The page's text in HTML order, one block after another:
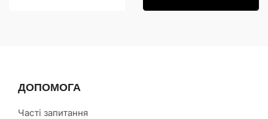
ДОПОМОГА
Часті запитання